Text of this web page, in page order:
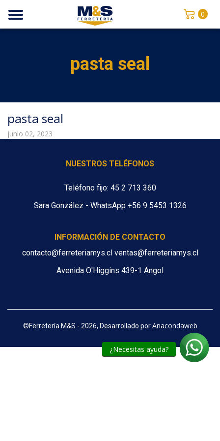
¿Necesitas ayuda?
0
pasta seal
pasta seal
junio 02, 2023
NUESTROS TELÉFONOS
Teléfono fijo: 45 2 713 360
Sara González - WhatsApp +56 9 5453 1326
INFORMACIÓN DE CONTACTO
contacto@ferreteriamys.cl ventas@ferreteriamys.cl
Avenida O'Higgins 439-1 Angol
©Ferretería M&S - 2026, Desarrollado por Anacondaweb